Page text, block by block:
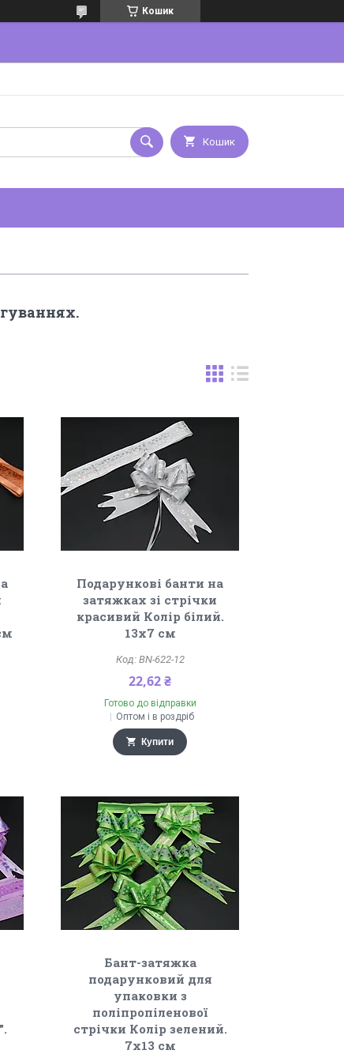
Кошик
Кошик
Подарункові банти на
затяжках зі стрічки
красивий Колір білий.
13х7 см
BN-622-12
22,62 ₴
Готово до відправки
Оптом і в роздріб
Купити
Бант-затяжка
подарунковий для
упаковки з
поліпропіленової
стрічки Колір зелений.
7х13 см